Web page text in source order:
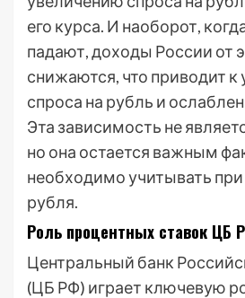
его курса. И наоборот,
падают, доходы России от
снижаются, что приводит
спроса на рубль и
Эта зависимость не
но она остается важным
необходимо учитывать при
рубля.
Роль процентных ставок ЦБ
Центральный банк
(ЦБ РФ) играет ключевую